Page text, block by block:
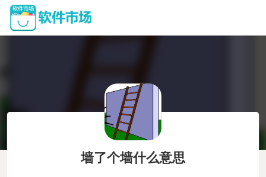
墙了个墙什么意思